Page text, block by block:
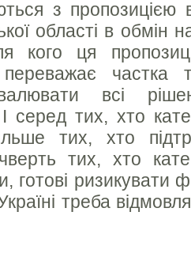
з пропозицією
області в обмін
кого ця
переважає
всі
серед тих, хто
тих, хто
тих, хто
готові ризикувати
треба